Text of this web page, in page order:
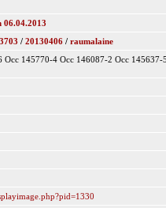
06.04.2013
/ 20130406 / raumalaine
145770-4 Occ 146087-2 Occ